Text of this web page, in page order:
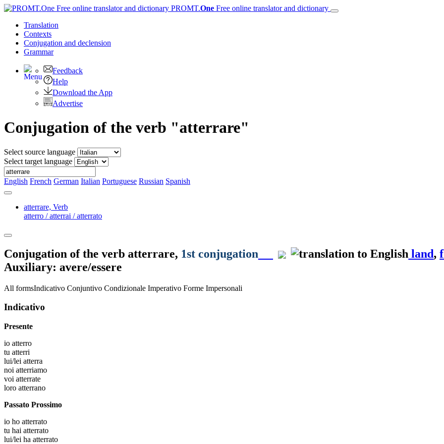
PROMT.One Free online translator and dictionary
Translation
Contexts
Conjugation and declension
Grammar
Feedback
Help
Download the App
Advertise
Conjugation of the verb "atterrare"
Select source language
Select target language
English French German Italian Portuguese Russian Spanish
atterrare, Verb
atterro / atterrai / atterrato
Conjugation of the verb atterrare, 1st conjugation land,
Auxiliary: avere/essere
All formsIndicativo Conjuntivo Condizionale Imperativo Forme Impersonali
Indicativo
Presente
io atterro
tu atterri
lui/lei atterra
noi atterriamo
voi atterrate
loro atterrano
Passato Prossimo
io ho atterrato
tu hai atterrato
lui/lei ha atterrato